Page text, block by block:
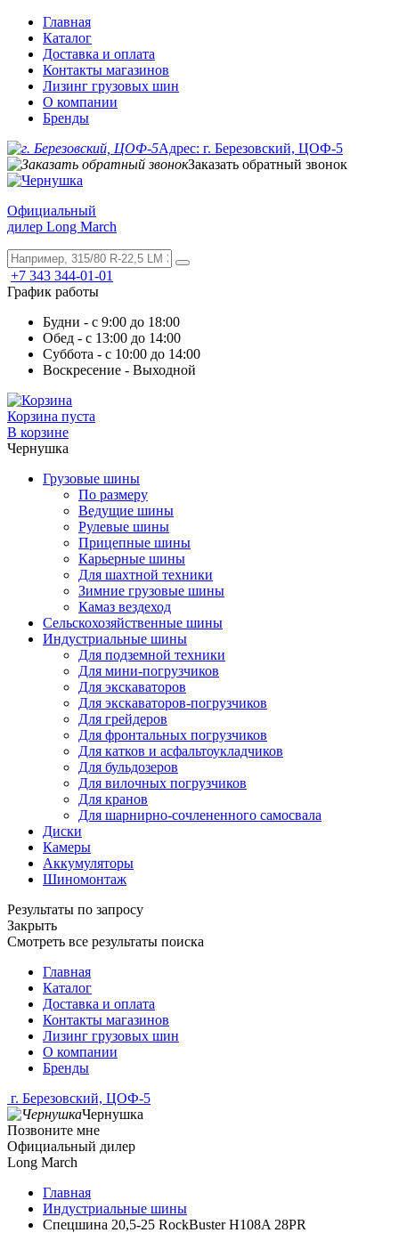
Главная
Каталог
Доставка и оплата
Контакты магазинов
Лизинг грузовых шин
О компании
Бренды
Адрес: г. Березовский, ЦОФ-5
Заказать обратный звонок
Официальный
дилер Long March
+7 343 344-01-01
График работы
Будни - с 9:00 до 18:00
Обед - с 13:00 до 14:00
Суббота - с 10:00 до 14:00
Воскресение - Выходной
Корзина пуста
В корзине
Чернушка
Грузовые шины
По размеру
Ведущие шины
Рулевые шины
Прицепные шины
Карьерные шины
Для шахтной техники
Зимние грузовые шины
Камаз вездеход
Сельскохозяйственные шины
Индустриальные шины
Для подземной техники
Для мини-погрузчиков
Для экскаваторов
Для экскаваторов-погрузчиков
Для грейдеров
Для фронтальных погрузчиков
Для катков и асфальтоукладчиков
Для бульдозеров
Для вилочных погрузчиков
Для кранов
Для шарнирно-сочлененного самосвала
Диски
Камеры
Аккумуляторы
Шиномонтаж
Результаты по запросу
Закрыть
Смотреть все результаты поиска
Главная
Каталог
Доставка и оплата
Контакты магазинов
Лизинг грузовых шин
О компании
Бренды
г. Березовский, ЦОФ-5
Чернушка
Позвоните мне
Официальный дилер
Long March
Главная
Индустриальные шины
Спецшина 20,5-25 RockBuster Н108A 28PR